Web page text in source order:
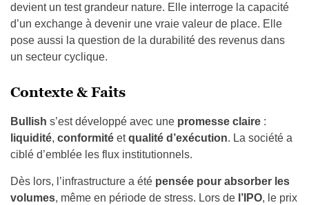
devient un test grandeur nature. Elle interroge la capacité
d’un exchange à devenir une vraie valeur de place. Elle
pose aussi la question de la durabilité des revenus dans
un secteur cyclique.
Contexte & Faits
Bullish s’est développé avec une promesse claire :
liquidité, conformité etqualité d’exécution. La société a
ciblé d’emblée les flux institutionnels.
Dès lors, l’infrastructure a été pensée pour absorber les
volumes, même en période de stress. Lors de l’IPO, le prix